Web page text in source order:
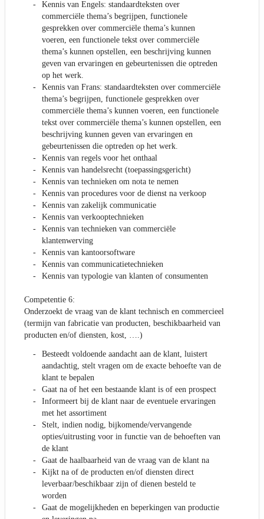
Kennis van Engels: standaardteksten over
commerciële thema’s begrijpen, functionele
gesprekken over commerciële thema’s kunnen
voeren, een functionele tekst over commerciële
thema’s kunnen opstellen, een beschrijving kunnen
geven van ervaringen en gebeurtenissen die optreden
op het werk.
Kennis van Frans: standaardteksten over commerciële
thema’s begrijpen, functionele gesprekken over
commerciële thema’s kunnen voeren, een functionele
tekst over commerciële thema’s kunnen opstellen, een
beschrijving kunnen geven van ervaringen en
gebeurtenissen die optreden op het werk.
Kennis van regels voor het onthaal
Kennis van handelsrecht (toepassingsgericht)
Kennis van technieken om nota te nemen
Kennis van procedures voor de dienst na verkoop
Kennis van zakelijk communicatie
Kennis van verkooptechnieken
Kennis van technieken van commerciële
klantenwerving
Kennis van kantoorsoftware
Kennis van communicatietechnieken
Kennis van typologie van klanten of consumenten
Competentie 6:
Onderzoekt de vraag van de klant technisch en commercieel
(termijn van fabricatie van producten, beschikbaarheid van
producten en/of diensten, kost, ….)
Besteedt voldoende aandacht aan de klant, luistert
aandachtig, stelt vragen om de exacte behoefte van de
klant te bepalen
Gaat na of het een bestaande klant is of een prospect
Informeert bij de klant naar de eventuele ervaringen
met het assortiment
Stelt, indien nodig, bijkomende/vervangende
opties/uitrusting voor in functie van de behoeften van
de klant
Gaat de haalbaarheid van de vraag van de klant na
Kijkt na of de producten en/of diensten direct
leverbaar/beschikbaar zijn of dienen besteld te
worden
Gaat de mogelijkheden en beperkingen van productie